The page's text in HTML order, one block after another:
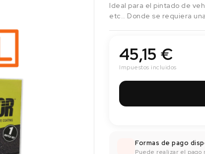
Ideal para el pintado de
etc.. Donde se requiera
45,15 €
Impuestos incluidos
Formas de pago
Puede realizar el pago